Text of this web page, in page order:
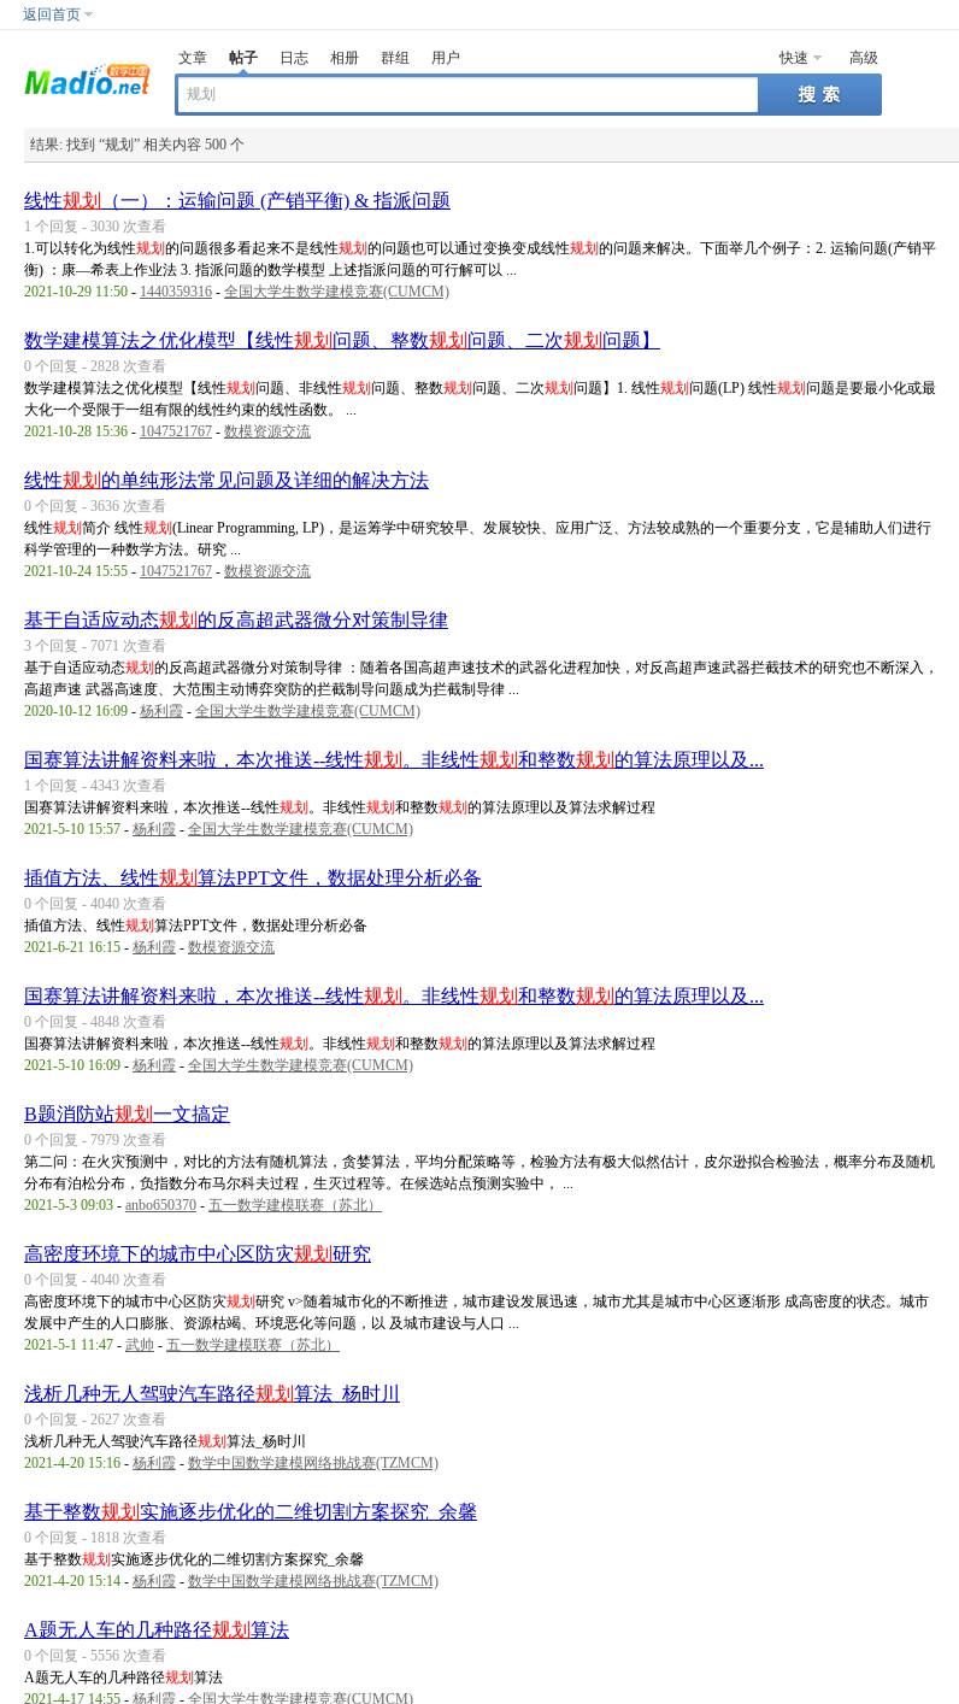
返回首页
快速 高级
文章 帖子 日志 相册 群组 用户
结果: 找到 “规划 ” 相关内容 500 个
线性规划 （一）：运输问题 (产销平衡) & 指派问题
1 个回复 - 3030 次查看
1.可以转化为线性规划 的问题很多看起来不是线性规划 的问题也可以通过变换变成线性规划 的问题来解决。下面举几个例子：2. 运输问题(产销平
衡) ：康—希表上作业法 3. 指派问题的数学模型 上述指派问题的可行解可以 ...
2021-10-29 11:50 - 1440359316 - 全国大学生数学建模竞赛(CUMCM)
数学建模算法之优化模型【线性规划 问题、整数规划 问题、二次规划 问题】
0 个回复 - 2828 次查看
数学建模算法之优化模型【线性规划 问题、非线性规划 问题、整数规划 问题、二次规划 问题】1. 线性规划 问题(LP) 线性规划 问题是要最小化或最
大化一个受限于一组有限的线性约束的线性函数。 ...
2021-10-28 15:36 - 1047521767 - 数模资源交流
线性规划 的单纯形法常见问题及详细的解决方法
0 个回复 - 3636 次查看
线性规划 简介 线性规划 (Linear Programming, LP)，是运筹学中研究较早、发展较快、应用广泛、方法较成熟的一个重要分支，它是辅助人们进行
科学管理的一种数学方法。研究 ...
2021-10-24 15:55 - 1047521767 - 数模资源交流
基于自适应动态规划 的反高超武器微分对策制导律
3 个回复 - 7071 次查看
基于自适应动态规划 的反高超武器微分对策制导律 ：随着各国高超声速技术的武器化进程加快，对反高超声速武器拦截技术的研究也不断深入，
高超声速 武器高速度、大范围主动博弈突防的拦截制导问题成为拦截制导律 ...
2020-10-12 16:09 - 杨利霞 - 全国大学生数学建模竞赛(CUMCM)
国赛算法讲解资料来啦，本次推送--线性规划 。非线性规划 和整数规划 的算法原理以及...
1 个回复 - 4343 次查看
国赛算法讲解资料来啦，本次推送--线性规划 。非线性规划 和整数规划 的算法原理以及算法求解过程
2021-5-10 15:57 - 杨利霞 - 全国大学生数学建模竞赛(CUMCM)
插值方法、线性规划 算法PPT文件，数据处理分析必备
0 个回复 - 4040 次查看
插值方法、线性规划 算法PPT文件，数据处理分析必备
2021-6-21 16:15 - 杨利霞 - 数模资源交流
国赛算法讲解资料来啦，本次推送--线性规划 。非线性规划 和整数规划 的算法原理以及...
0 个回复 - 4848 次查看
国赛算法讲解资料来啦，本次推送--线性规划 。非线性规划 和整数规划 的算法原理以及算法求解过程
2021-5-10 16:09 - 杨利霞 - 全国大学生数学建模竞赛(CUMCM)
B题消防站规划 一文搞定
0 个回复 - 7979 次查看
第二问：在火灾预测中，对比的方法有随机算法，贪婪算法，平均分配策略等，检验方法有极大似然估计，皮尔逊拟合检验法，概率分布及随机
分布有泊松分布，负指数分布马尔科夫过程，生灭过程等。在候选站点预测实验中， ...
2021-5-3 09:03 - anbo650370 - 五一数学建模联赛（苏北）
高密度环境下的城市中心区防灾规划 研究
0 个回复 - 4040 次查看
高密度环境下的城市中心区防灾规划 研究 v>随着城市化的不断推进，城市建设发展迅速，城市尤其是城市中心区逐渐形 成高密度的状态。城市
发展中产生的人口膨胀、资源枯竭、环境恶化等问题，以 及城市建设与人口 ...
2021-5-1 11:47 - 武帅 - 五一数学建模联赛（苏北）
浅析几种无人驾驶汽车路径规划 算法_杨时川
0 个回复 - 2627 次查看
浅析几种无人驾驶汽车路径规划 算法_杨时川
2021-4-20 15:16 - 杨利霞 - 数学中国数学建模网络挑战赛(TZMCM)
基于整数规划 实施逐步优化的二维切割方案探究_余馨
0 个回复 - 1818 次查看
基于整数规划 实施逐步优化的二维切割方案探究_余馨
2021-4-20 15:14 - 杨利霞 - 数学中国数学建模网络挑战赛(TZMCM)
A题无人车的几种路径规划 算法
0 个回复 - 5556 次查看
A题无人车的几种路径规划 算法
2021-4-17 14:55 - 杨利霞 - 全国大学生数学建模竞赛(CUMCM)